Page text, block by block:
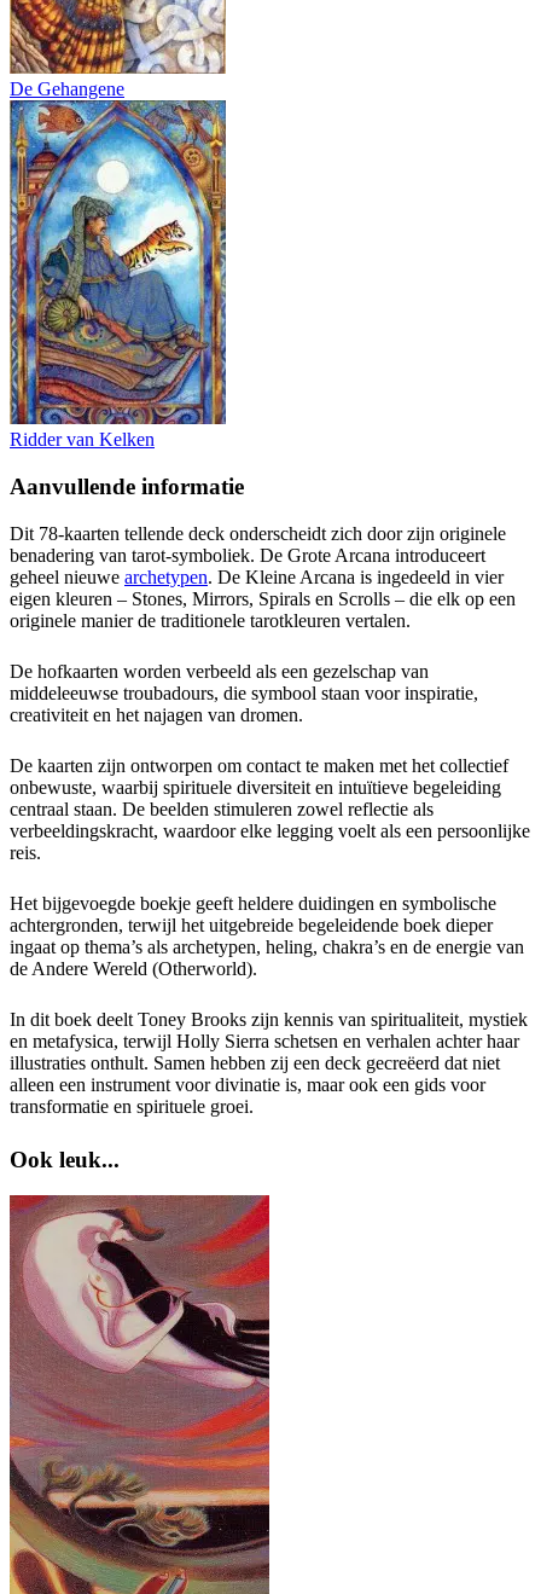
De Gehangene
Ridder van Kelken
Aanvullende informatie
Dit 78-kaarten tellende deck onderscheidt zich door zijn originele
benadering van tarot-symboliek. De Grote Arcana introduceert
geheel nieuwe archetypen. De Kleine Arcana is ingedeeld in vier
eigen kleuren – Stones, Mirrors, Spirals en Scrolls – die elk op een
originele manier de traditionele tarotkleuren vertalen.
De hofkaarten worden verbeeld als een gezelschap van
middeleeuwse troubadours, die symbool staan voor inspiratie,
creativiteit en het najagen van dromen.
De kaarten zijn ontworpen om contact te maken met het collectief
onbewuste, waarbij spirituele diversiteit en intuïtieve begeleiding
centraal staan. De beelden stimuleren zowel reflectie als
verbeeldingskracht, waardoor elke legging voelt als een persoonlijke
reis.
Het bijgevoegde boekje geeft heldere duidingen en symbolische
achtergronden, terwijl het uitgebreide begeleidende boek dieper
ingaat op thema’s als archetypen, heling, chakra’s en de energie van
de Andere Wereld (Otherworld).
In dit boek deelt Toney Brooks zijn kennis van spiritualiteit, mystiek
en metafysica, terwijl Holly Sierra schetsen en verhalen achter haar
illustraties onthult. Samen hebben zij een deck gecreëerd dat niet
alleen een instrument voor divinatie is, maar ook een gids voor
transformatie en spirituele groei.
Ook leuk...